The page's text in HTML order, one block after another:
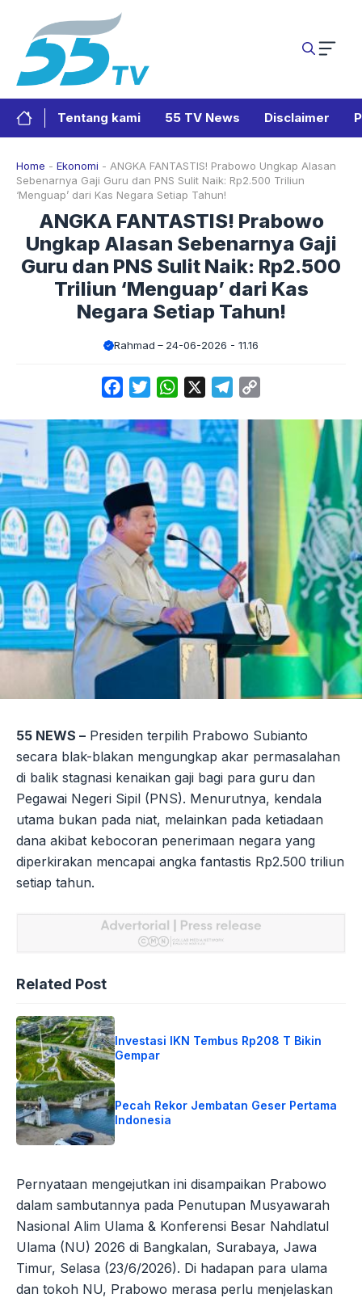
Tentang kami 55 TV News Disclaimer
Home - Ekonomi - ANGKA FANTASTIS! Prabowo Ungkap Alasan
Sebenarnya Gaji Guru dan PNS Sulit Naik: Rp2.500 Triliun
‘Menguap’ dari Kas Negara Setiap Tahun!
ANGKA FANTASTIS! Prabowo
Ungkap Alasan Sebenarnya Gaji
Guru dan PNS Sulit Naik: Rp2.500
Triliun ‘Menguap’ dari Kas
Negara Setiap Tahun!
Rahmad 24-06-2026 - 11.16
FacebookTwitterWhatsApp Telegram
55 NEWS – Presiden terpilih Prabowo Subianto
secara blak-blakan mengungkap akar permasalahan
di balik stagnasi kenaikan gaji bagi para guru dan
Pegawai Negeri Sipil (PNS). Menurutnya, kendala
utama bukan pada niat, melainkan pada ketiadaan
dana akibat kebocoran penerimaan negara yang
diperkirakan mencapai angka fantastis Rp2.500 triliun
setiap tahun.
Related Post
Investasi IKN Tembus Rp208 T Bikin
Gempar
Pecah Rekor Jembatan Geser Pertama
Indonesia
Pernyataan mengejutkan ini disampaikan Prabowo
dalam sambutannya pada Penutupan Musyawarah
Nasional Alim Ulama & Konferensi Besar Nahdlatul
Ulama (NU) 2026 di Bangkalan, Surabaya, Jawa
Timur, Selasa (23/6/2026). Di hadapan para ulama
dan tokoh NU, Prabowo merasa perlu menjelaskan